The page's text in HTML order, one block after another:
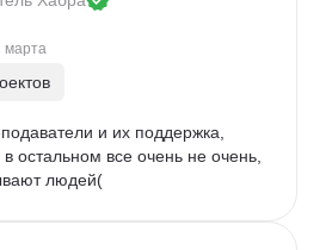
марта
и их поддержка,
остальном все очень не очень,
людей(